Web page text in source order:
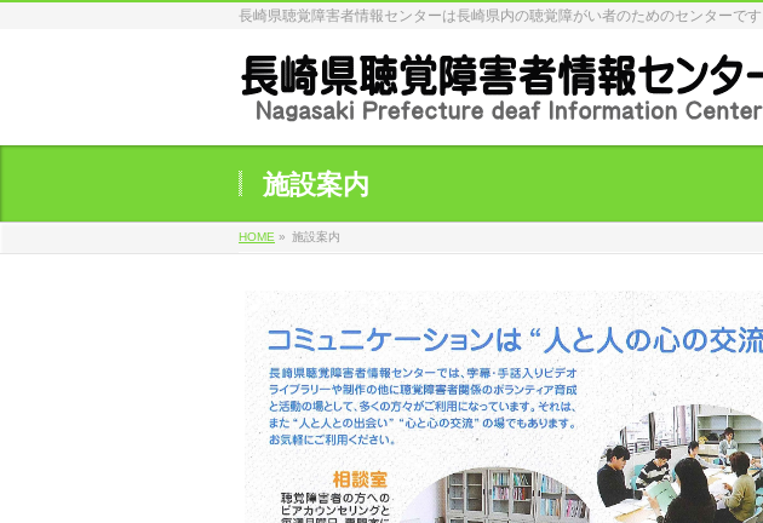
長崎県聴覚障害者情報センターは長崎県内の聴覚障がい者のためのセンターです
施設案内
HOME » 施設案内